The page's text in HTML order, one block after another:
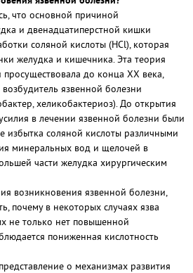
что основной причиной
и двенадцатиперстной кишки
соляной кислоты (HCl), которая
желудка и кишечника. Эта теория
до конца XX века,
язвенной болезни
хеликобактериоз). До открытия
в лечении язвенной болезни были
избытка соляной кислоты различными
минеральных вод и щелочей в
части желудка хирургическим
возникновения язвенной болезни,
почему в некоторых случаях язва
не только нет повышенной
пониженная кислотность
о механизмах развития